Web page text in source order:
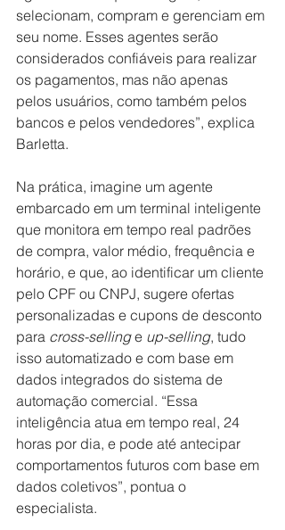
selecionam, compram e gerenciam em
seu nome. Esses agentes serão
considerados confiáveis para realizar
os pagamentos, mas não apenas
pelos usuários, como também pelos
bancos e pelos vendedores”, explica
Barletta.
Na prática, imagine um agente
embarcado em um terminal inteligente
que monitora em tempo real padrões
de compra, valor médio, frequência e
horário, e que, ao identificar um cliente
pelo CPF ou CNPJ, sugere ofertas
personalizadas e cupons de desconto
para cross-selling e up-selling, tudo
isso automatizado e com base em
dados integrados do sistema de
automação comercial. “Essa
inteligência atua em tempo real, 24
horas por dia, e pode até antecipar
comportamentos futuros com base em
dados coletivos”, pontua o
especialista.